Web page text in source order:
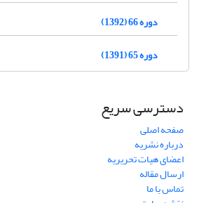
دوره 66 (1392)
دوره 65 (1391)
دسترسی سریع
صفحه اصلی
درباره نشریه
اعضای هیات تحریریه
ارسال مقاله
تماس با ما